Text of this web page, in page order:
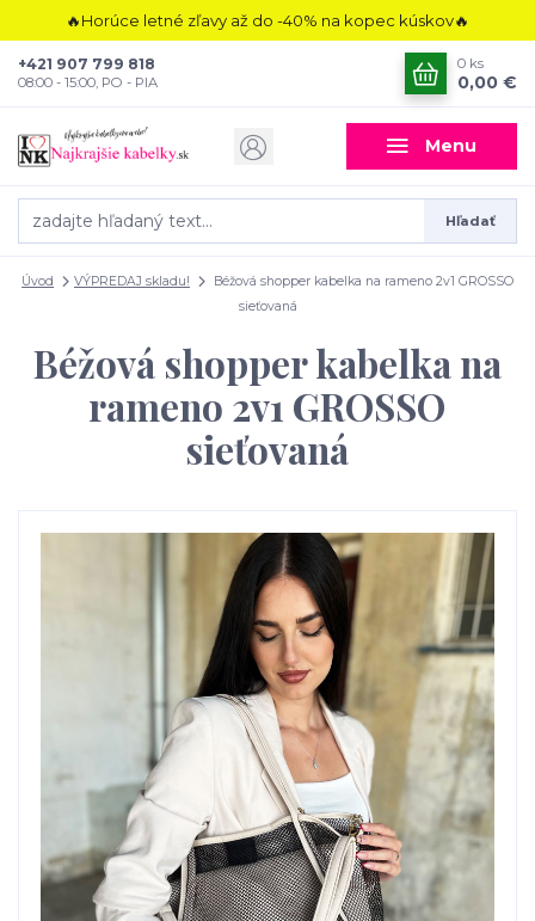
🔥Horúce letné zľavy až do -40% na kopec kúskov🔥
Menu
Hľadať
+421 907 799 818
08:00 - 15:00, PO - PIA
0 ks
0,00 €
Úvod VÝPREDAJ skladu!
Béžová shopper kabelka na rameno 2v1 GROSSO
sieťovaná
Béžová shopper kabelka na
rameno 2v1 GROSSO
sieťovaná